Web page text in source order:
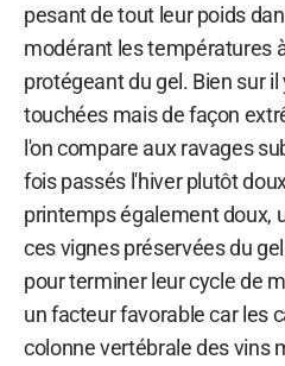
pesant de tout leur poids
modérant les températures
protégeant du gel. Bien sur
touchées mais de façon
l'on compare aux ravages
fois passés l'hiver plutôt
printemps également doux,
ces vignes préservées du
pour terminer leur cycle de
un facteur favorable car les
colonne vertébrale des vins